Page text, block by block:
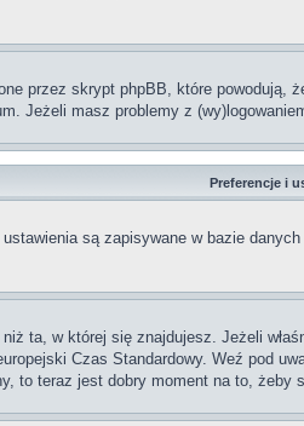
przez skrypt phpBB, które
Jeżeli masz problemy z
Preferencje i
są zapisywane w bazie
ta, w której się znajdujesz. Jeżeli
Czas Standardowy. Weź
to teraz jest dobry moment na to, żeby